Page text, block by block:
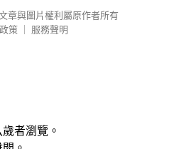
章與圖片權利屬原作者所有
策
服務聲明
者瀏覽。